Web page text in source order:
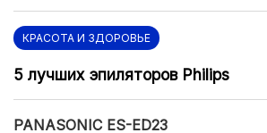
КРАСОТА И ЗДОРОВЬЕ
5 лучших эпиляторов Philips
PANASONIC ES-ED23